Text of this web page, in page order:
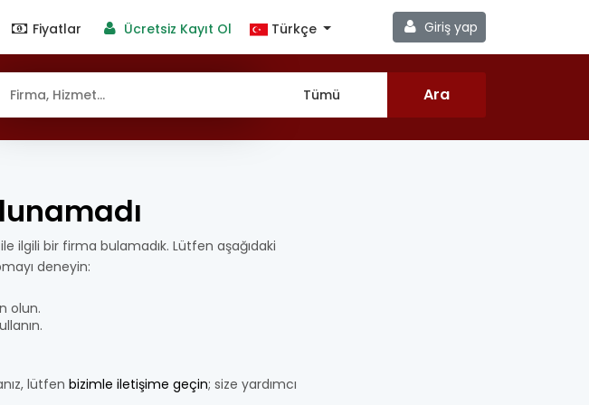
Giriş yap
Fiyatlar Ücretsiz Kayıt Ol Türkçe
ilgili bir firma bulamadık. Lütfen aşağıdaki
deneyin:
olun.
lütfen bizimle iletişime geçin; size yardımcı